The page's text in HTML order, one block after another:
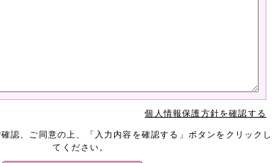
個人情報保護方針を確認する
確認、ご同意の上、「入力内容を確認する」ボタンをクリックし
てください。